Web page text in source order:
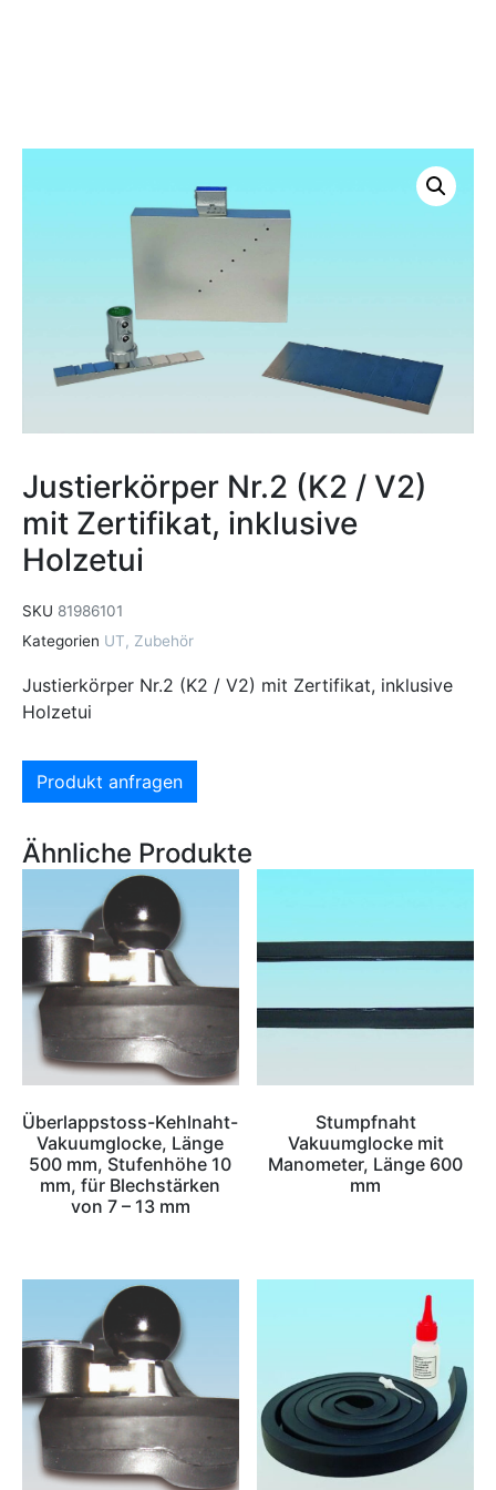
Justierkörper Nr.2 (K2 / V2)
mit Zertifikat, inklusive
Holzetui
SKU 81986101
Kategorien UT, Zubehör
Justierkörper Nr.2 (K2 / V2) mit Zertifikat, inklusive
Holzetui
Produkt anfragen
Ähnliche Produkte
Überlappstoss-Kehlnaht-
Vakuumglocke, Länge
500 mm, Stufenhöhe 10
mm, für Blechstärken
von 7 – 13 mm
Stumpfnaht
Vakuumglocke mit
Manometer, Länge 600
mm